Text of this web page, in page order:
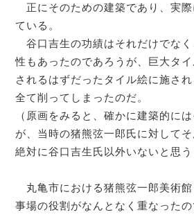
正にそのための建築であり、実際
ている。
谷口吉生の功績はそれだけでな
性もあったのであろうが、巨大タ
されるはずだったタイル絵に施さ
全て削ってしまったのだ。
（原画をみると、確かに建築的に
が、当時の猪熊弦一郎氏に対して
絶対に谷口吉生氏以外いないと思う
丸亀市における猪熊弦一郎美術
事場の役割がなんとなく重なった